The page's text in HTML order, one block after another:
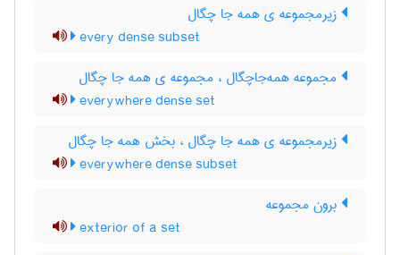
زیرمجموعه ی همه جا چگال
every dense subset
مجموعه همه‌جاچگال ، مجموعه ی همه جا چگال
everywhere dense set
زیرمجموعه ی همه جا چگال ، بخش همه جا چگال
everywhere dense subset
برون مجموعه
exterior of a set